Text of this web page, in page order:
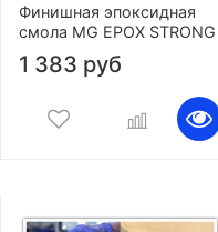
Финишная эпоксидная
смола MG EPOX STRONG
1 383 руб